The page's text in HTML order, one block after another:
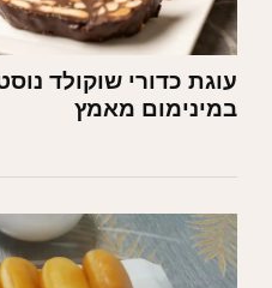
עוגת כדורי שוקולד
במינימום מאמץ